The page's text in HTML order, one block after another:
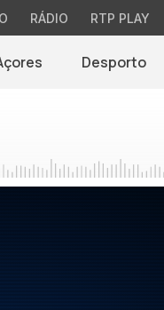
RÁDIO RTP PLAY
Desporto